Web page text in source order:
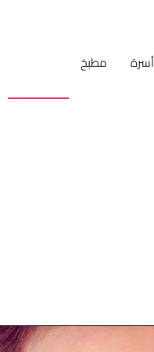
أسرة مطبخ